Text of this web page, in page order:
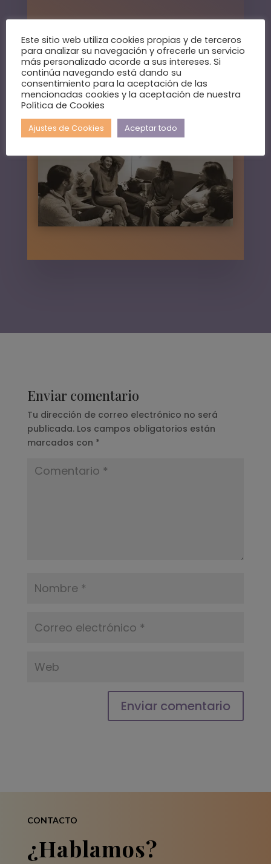
Enviar comentario
Tu dirección de correo electrónico no será
publicada. Los campos obligatorios están
marcados con *
CONTACTO
¿Hablamos?
Este sitio web utiliza cookies propias y de terceros
para analizar su navegación y ofrecerle un servicio
más personalizado acorde a sus intereses. Si
continúa navegando está dando su
consentimiento para la aceptación de las
mencionadas cookies y la aceptación de nuestra
Política de Cookies
Ajustes de Cookies Aceptar todo